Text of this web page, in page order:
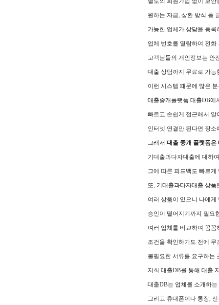
원하는 자금, 상환 방식 등
가능한 업체가 상담을 등
업체 번호를 열람하여 전
고객님들의 개인정보는 안
대출 상담까지 무료로 가능
이런 시스템 때문에 많은
대출중개플랫폼 대출DB에
빠르고 손쉽게 접근해서 알
인터넷 연결만 된다면 장
그래서 대출 중개 플랫폼은
기대출과다자대출에 대하
그에 따른 피드백도 빠르
또, 기대출과다자대출 상
여러 상품이 있으니 나에
승인이 떨어지기까지 필요
여러 업체를 비교하며 꼼
조건을 확인하기도 전에
불필요한 서류를 요구하는
저희 대출DB를 통해 대출
대출DB는 업체를 소개하
그리고 휴대폰이나 통장,